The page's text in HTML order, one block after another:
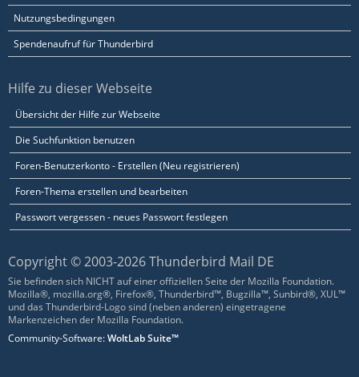
Nutzungsbedingungen
Spendenaufruf für Thunderbird
Hilfe zu dieser Webseite
Übersicht der Hilfe zur Webseite
Die Suchfunktion benutzen
Foren-Benutzerkonto - Erstellen (Neu registrieren)
Foren-Thema erstellen und bearbeiten
Passwort vergessen - neues Passwort festlegen
Copyright © 2003-2026 Thunderbird Mail DE
Sie befinden sich NICHT auf einer offiziellen Seite der Mozilla Foundation.
Mozilla®, mozilla.org®, Firefox®, Thunderbird™, Bugzilla™, Sunbird®, XUL™
und das Thunderbird-Logo sind (neben anderen) eingetragene
Markenzeichen der Mozilla Foundation.
Community-Software:WoltLab Suite™